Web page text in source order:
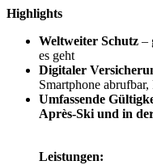
Highlights
Weltweiter Schutz –
es geht
Digitaler
Smartphone
Umfassende
Après-Ski und in
Leistungen: